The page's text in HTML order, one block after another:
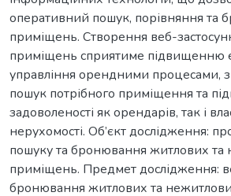
оперативний пошук, порівняння та
приміщень. Створення веб-
приміщень сприятиме підвищенню
управління орендними процесами,
пошук потрібного приміщення та
задоволеності як орендарів, так і
нерухомості. Об’єкт дослідження:
пошуку та бронювання житлових та
приміщень. Предмет дослідження:
бронювання житлових та